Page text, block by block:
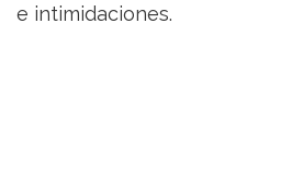
e intimidaciones.